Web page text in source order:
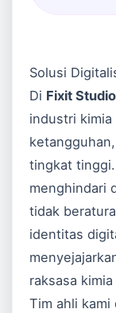
Solusi
Di Fixit Studio
industri kimia
tingkat
menghindari
tidak
identitas
raksasa
Tim ahli kami